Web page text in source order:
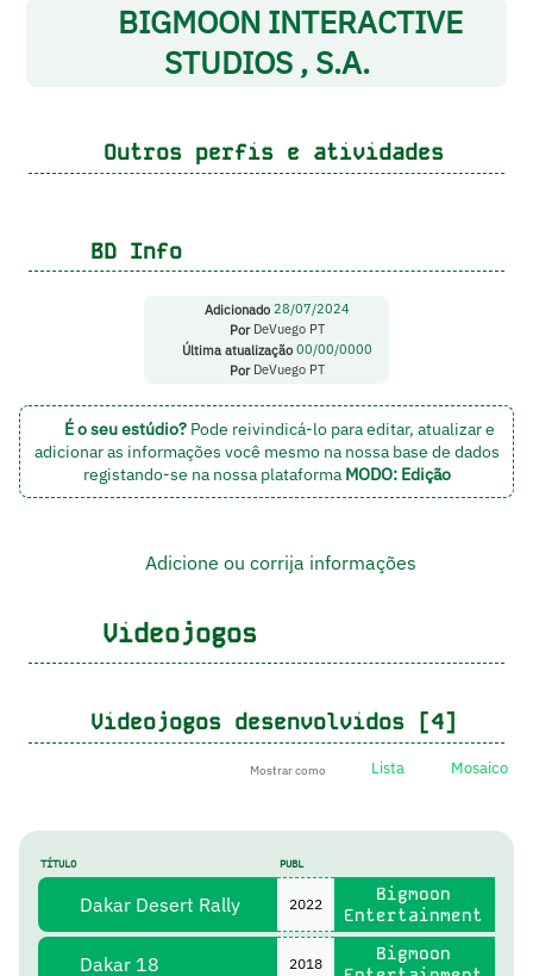
BIGMOON INTERACTIVE
STUDIOS , S.A.
Outros perfis e atividades
BD Info
Adicionado 28/07/2024
PorDeVuego PT
Última atualização 00/00/0000
PorDeVuego PT
É o seu estúdio?Pode reivindicá-lo para editar, atualizar e
adicionar as informações você mesmo na nossa base de dados
registando-se na nossa plataforma MODO: Edição
Adicione ou corrija informações
Videojogos
Videojogos desenvolvidos [4]
Mostrar como Lista Mosaico
TÍTULO PUBL
Dakar Desert Rally 2022
Bigmoon
Entertainment
Dakar 18 2018
Bigmoon